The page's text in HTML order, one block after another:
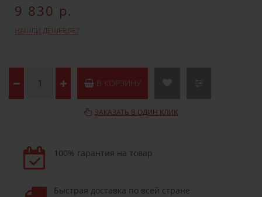
9 830 р.
НАШЛИ ДЕШЕВЛЕ?
В КОРЗИНУ
ЗАКАЗАТЬ В ОДИН КЛИК
100% гарантия на товар
Быстрая доставка по всей стране